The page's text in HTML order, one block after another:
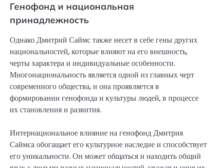
Генофонд и национальная
принадлежность
Однако Дмитрий Саймс также несет в себе гены других
национальностей, которые влияют на его внешность,
черты характера и индивидуальные особенности.
Многонациональность является одной из главных черт
современного общества, и она проявляется в
формировании генофонда и культуры людей, в процессе
их становления и развития.
Интернациональное влияние на генофонд Дмитрия
Саймса обогащает его культурное наследие и способствует
его уникальности. Он может общаться и находить общий